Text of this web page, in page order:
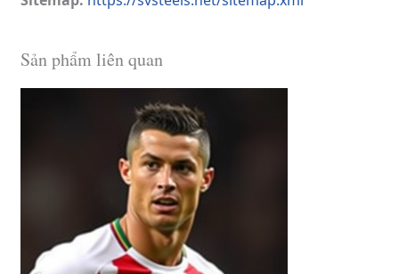
Sản phẩm liên quan